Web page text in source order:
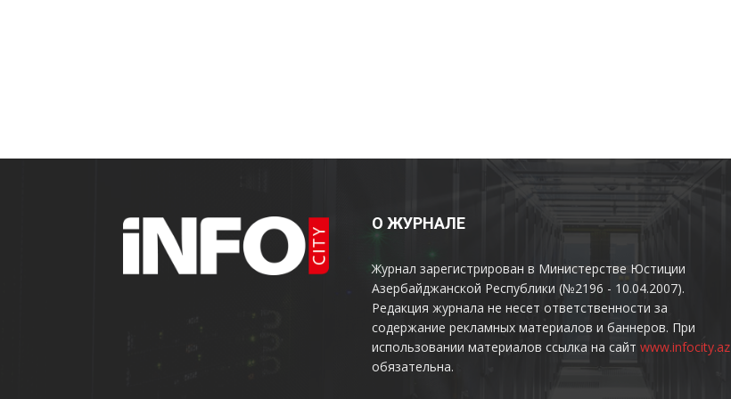
О ЖУРНАЛЕ
Журнал зарегистрирован в Министерстве Юстиции
Азербайджанской Республики (№2196 - 10.04.2007).
Редакция журнала не несет ответственности за
содержание рекламных материалов и баннеров. При
использовании материалов ссылка на сайт www.infocity.az
обязательна.